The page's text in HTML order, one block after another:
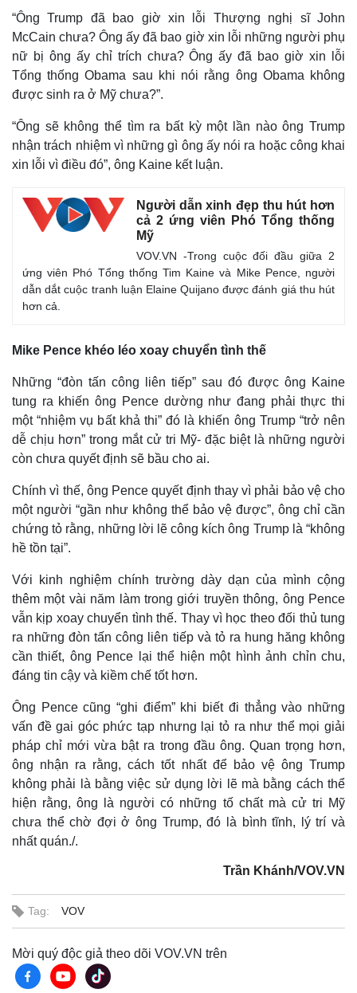
Pháp luật
Vụ án
Tin nóng
Tư vấn luật
Quân sự - Quốc phòng
Vũ khí
Việt Nam
Phân tích
“Ông Trump đã bao giờ xin lỗi Thượng nghị sĩ John
McCain chưa? Ông ấy đã bao giờ xin lỗi những người phụ
nữ bị ông ấy chỉ trích chưa? Ông ấy đã bao giờ xin lỗi
Tổng thống Obama sau khi nói rằng ông Obama không
được sinh ra ở Mỹ chưa?”.
“Ông sẽ không thể tìm ra bất kỳ một lần nào ông Trump
nhận trách nhiệm vì những gì ông ấy nói ra hoặc công khai
xin lỗi vì điều đó”, ông Kaine kết luận.
Người dẫn xinh đẹp thu hút hơn
cả 2 ứng viên Phó Tổng thống
Mỹ
VOV.VN -Trong cuộc đối đầu giữa 2
ứng viên Phó Tổng thống Tim Kaine và Mike Pence, người
dẫn dắt cuộc tranh luận Elaine Quijano được đánh giá thu hút
hơn cả.
Mike Pence khéo léo xoay chuyển tình thế
Những “đòn tấn công liên tiếp” sau đó được ông Kaine
tung ra khiến ông Pence dường như đang phải thực thi
một “nhiệm vụ bất khả thi” đó là khiến ông Trump “trở nên
dễ chịu hơn” trong mắt cử tri Mỹ- đặc biệt là những người
còn chưa quyết định sẽ bầu cho ai.
Chính vì thế, ông Pence quyết định thay vì phải bảo vệ cho
một người “gần như không thể bảo vệ được”, ông chỉ cần
chứng tỏ rằng, những lời lẽ công kích ông Trump là “không
hề tồn tại”.
Với kinh nghiệm chính trường dày dạn của mình cộng
thêm một vài năm làm trong giới truyền thông, ông Pence
vẫn kịp xoay chuyển tình thế. Thay vì học theo đối thủ tung
ra những đòn tấn công liên tiếp và tỏ ra hung hăng không
cần thiết, ông Pence lại thể hiện một hình ảnh chỉn chu,
đáng tin cậy và kiềm chế tốt hơn.
Ông Pence cũng “ghi điểm” khi biết đi thẳng vào những
vấn đề gai góc phức tạp nhưng lại tỏ ra như thể mọi giải
pháp chỉ mới vừa bật ra trong đầu ông. Quan trọng hơn,
ông nhận ra rằng, cách tốt nhất để bảo vệ ông Trump
không phải là bằng việc sử dụng lời lẽ mà bằng cách thể
hiện rằng, ông là người có những tố chất mà cử tri Mỹ
chưa thể chờ đợi ở ông Trump, đó là bình tĩnh, lý trí và
nhất quán./.
Trần Khánh/VOV.VN
Tag: VOV
Mời quý độc giả theo dõi VOV.VN trên